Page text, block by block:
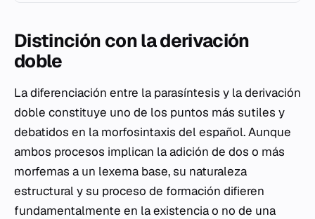
Distinción con la derivación
doble
La diferenciación entre la parasíntesis y la derivación
doble constituye uno de los puntos más sutiles y
debatidos en la morfosintaxis del español. Aunque
ambos procesos implican la adición de dos o más
morfemas a un lexema base, su naturaleza
estructural y su proceso de formación difieren
fundamentalmente en la existencia o no de una